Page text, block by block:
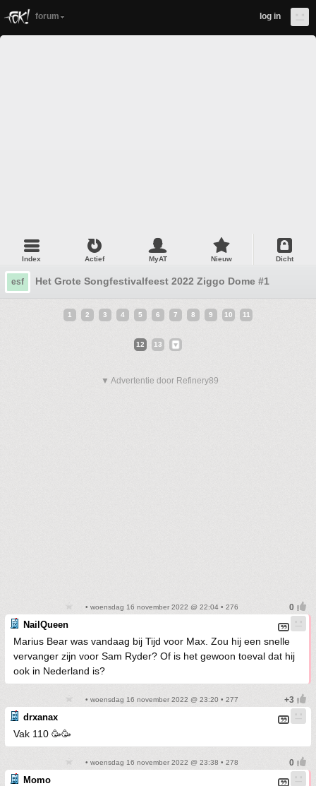
forum log in
Index Actief MyAT Nieuw Dicht
esf Het Grote Songfestivalfeest 2022 Ziggo Dome #1
1 2 3 4 5 6 7 8 9 10 11
12 13
▼ Advertentie door Refinery89
• woensdag 16 november 2022 @ 22:04 • 276
NailQueen
Marius Bear was vandaag bij Tijd voor Max. Zou hij een snelle
vervanger zijn voor Sam Ryder? Of is het gewoon toeval dat hij
ook in Nederland is?
• woensdag 16 november 2022 @ 23:20 • 277
drxanax
Vak 110 🥳🥳
• woensdag 16 november 2022 @ 23:38 • 278
Momo